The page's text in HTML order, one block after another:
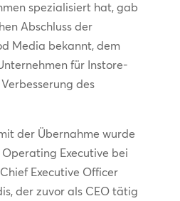
spezialisiert hat, gab
Abschluss der
Media bekannt, dem
für Instore-
des
der Übernahme wurde
Executive bei
Executive Officer
der zuvor als CEO tätig